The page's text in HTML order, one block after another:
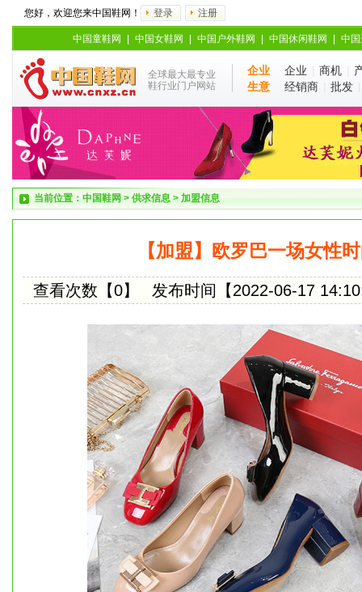
您好，欢迎您来中国鞋网！ 登录 注册
中国童鞋网 中国女鞋网 中国户外鞋网 中国休闲鞋网 中
全球最大最专业
鞋行业门户网站
企业
生意
企业 商机
经销商
批发
当前位置： 中国鞋网 > 供求信息 > 加盟信息
【加盟】欧罗巴一场女性
查看次数【0】 发布时间【2022-06-17